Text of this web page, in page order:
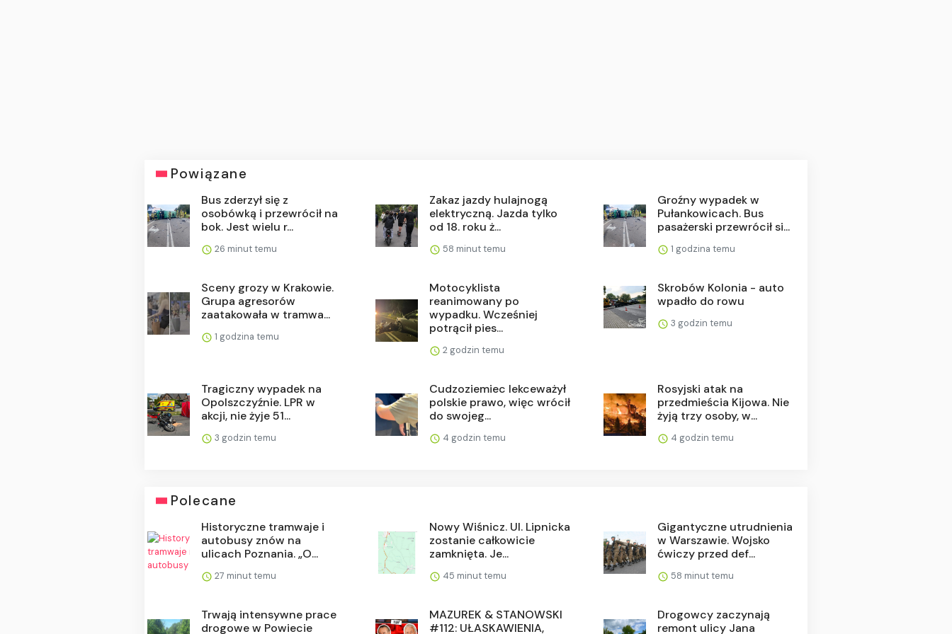
Powiązane
Bus zderzył się z
osobówką i przewrócił na
bok. Jest wielu r...
26 minut temu
Zakaz jazdy hulajnogą
elektryczną. Jazda tylko
od 18. roku ż...
58 minut temu
Groźny wypadek w
Pułankowicach. Bus
pasażerski przewrócił si...
1 godzina temu
Sceny grozy w Krakowie.
Grupa agresorów
zaatakowała w tramwa...
1 godzina temu
Motocyklista
reanimowany po
wypadku. Wcześniej
potrącił pies...
2 godzin temu
Skrobów Kolonia - auto
wpadło do rowu
3 godzin temu
Tragiczny wypadek na
Opolszczyźnie. LPR w
akcji, nie żyje 51...
3 godzin temu
Cudzoziemiec lekceważył
polskie prawo, więc wrócił
do swojeg...
4 godzin temu
Rosyjski atak na
przedmieścia Kijowa. Nie
żyją trzy osoby, w...
4 godzin temu
Polecane
Historyczne tramwaje i
autobusy znów na
ulicach Poznania. „O...
27 minut temu
Nowy Wiśnicz. Ul. Lipnicka
zostanie całkowicie
zamknięta. Je...
45 minut temu
Gigantyczne utrudnienia
w Warszawie. Wojsko
ćwiczy przed def...
58 minut temu
Trwają intensywne prace
drogowe w Powiecie
MAZUREK & STANOWSKI
#112: UŁASKAWIENIA,
Drogowcy zaczynają
remont ulicy Jana